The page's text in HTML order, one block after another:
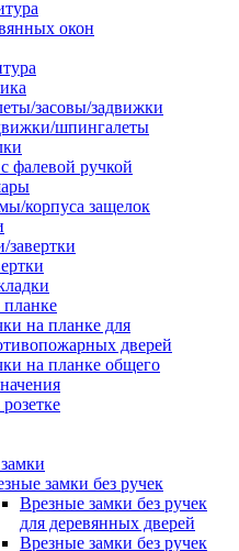
окон
засовы/задвижки
шпингалеты
фалевой ручкой
корпуса защелок
завертки
на планке для
дверей
на планке общего
замки без ручек
Врезные замки без ручек
для деревянных дверей
Врезные замки без ручек